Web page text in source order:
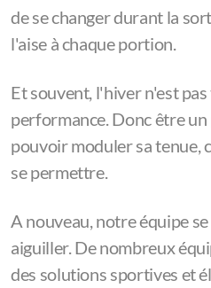
de se changer durant la
l'aise à chaque portion.
Et souvent, l'hiver n'est
performance. Donc être
pouvoir moduler sa tenue,
se permettre.
A nouveau, notre équipe
aiguiller. De nombreux
des solutions sportives et